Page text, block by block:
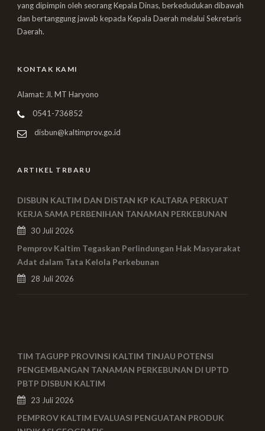
yang dipimpin oleh seorang Kepala Dinas, berkedudukan dibawah
dan bertanggung jawab kepada Kepala Daerah melalui Sekretaris
Daerah.
KONTAK KAMI
Alamat: Jl. MT Haryono
0541-736852
disbun@kaltimprov.go.id
ARTIKEL TRBARU
DISBUN KALTIM DAN DISTAN KP KALTARA PERKUAT
KERJA SAMA PERBENIHAN TANAMAN PERKEBUNAN
30 Juli 2026
Pemprov Kaltim Tegaskan Perlindungan Hak Masyarakat
Adat dalam Tata Kelola Perkebunan
28 Juli 2026
TIM TAGUPP PROVINSI KALTIM TINJAU POTENSI
PENGEMBANGAN TANAMAN PERKEBUNAN DI UPTD
PBTP DISBUN KALTIM
23 Juli 2026
PEMPROV KALTIM EVALUASI PENGUATAN PRODUK